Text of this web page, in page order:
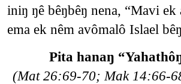
iniŋ ŋê bêŋbêŋ nena, “Mavi
ema ek nêm avômalô Islael
Pita hanaŋ
(Mat 26:69-70; Mak 14:66-